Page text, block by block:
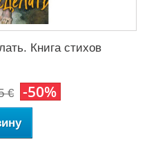
Книга стихов
€ -50%